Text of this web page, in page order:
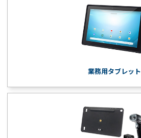
業務用タブレット